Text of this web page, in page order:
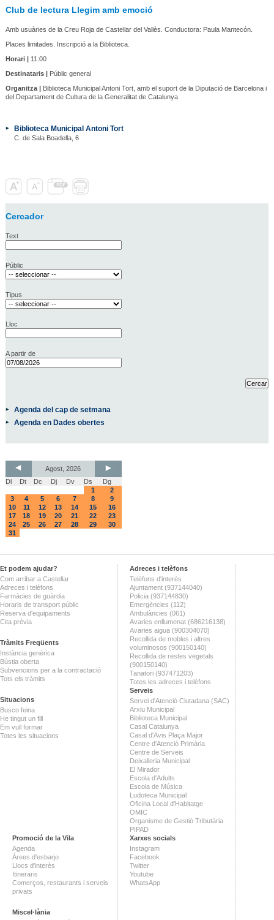
Club de lectura Llegim amb emoció
Amb usuàries de la Creu Roja de Castellar del Vallès. Conductora: Paula Mantecón.
Places limitades. Inscripció a la Biblioteca.
Horari |11:00
Destinataris |Públic general
Organitza |Biblioteca Municipal Antoni Tort, amb el suport de la Diputació de Barcelona i
del Departament de Cultura de la Generalitat de Catalunya
Biblioteca Municipal Antoni Tort
C. de Sala Boadella, 6
Cercador
Text
Públic
Tipus
Lloc
A partir de
Agenda del cap de setmana
Agenda en Dades obertes
Agost, 2026
Dl
Dt Dc Dj Dv Ds
Dg
1
2
3
4 5 6 7 8
9
10
11 12 13 14 15
16
17
18 19 20 21 22
23
24
25 26 27 28 29
30
31
Et podem ajudar?
Com arribar a Castellar
Adreces i telèfons
Farmàcies de guàrdia
Horaris de transport públic
Reserva d'equipaments
Cita prèvia
Tràmits Freqüents
Instància genèrica
Bústia oberta
Subvencions per a la contractació
Tots els tràmits
Situacions
Busco feina
He tingut un fill
Em vull formar
Totes les situacions
Adreces i telèfons
Telèfons d'interès
Ajuntament (937144040)
Policia (937144830)
Emergències (112)
Ambulàncies (061)
Avaries enllumenat (686216138)
Avaries aigua (900304070)
Recollida de mobles i altres
voluminosos (900150140)
Recollida de restes vegetals
(900150140)
Tanatori (937471203)
Totes les adreces i telèfons
Serveis
Servei d'Atenció Ciutadana (SAC)
Arxiu Municipal
Biblioteca Municipal
Casal Catalunya
Casal d'Avis Plaça Major
Centre d'Atenció Primària
Centre de Serveis
Deixalleria Municipal
El Mirador
Escola d'Adults
Escola de Música
Ludoteca Municipal
Oficina Local d'Habitatge
OMIC
Organisme de Gestió Tributària
PIPAD
Promoció de la Vila
Agenda
Àrees d'esbarjo
Llocs d'interès
Itineraris
Comerços, restaurants i serveis
privats
Miscel·lània
Xarxes socials
Instagram
Facebook
Twitter
Youtube
WhatsApp